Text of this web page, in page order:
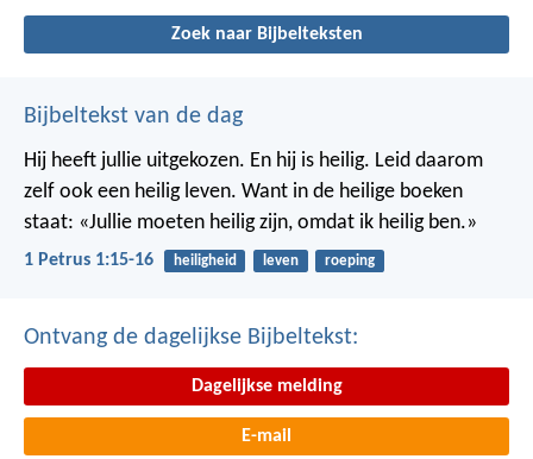
Zoek naar Bijbelteksten
Bijbeltekst van de dag
Hij heeft jullie uitgekozen. En hij is heilig. Leid daarom
zelf ook een heilig leven. Want in de heilige boeken
staat: «Jullie moeten heilig zijn, omdat ik heilig ben.»
1 Petrus 1:15-16 heiligheid leven roeping
Ontvang de dagelijkse Bijbeltekst:
Dagelijkse melding
E-mail